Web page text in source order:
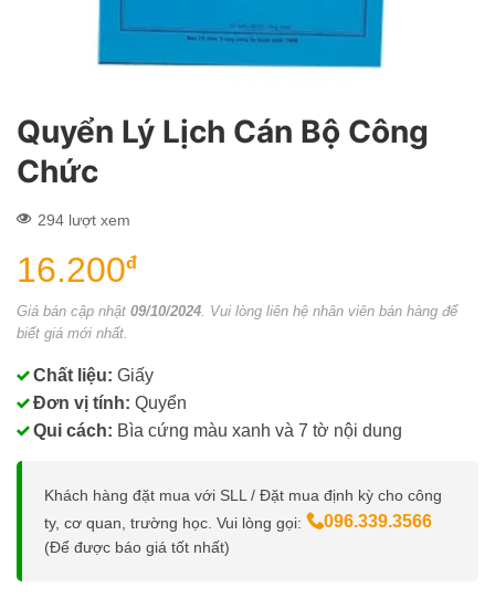
Quyển Lý Lịch Cán Bộ Công
Chức
294 lượt xem
16.200đ
Giá bán cập nhật 09/10/2024 . Vui lòng liên hệ nhân viên bán hàng để
biết giá mới nhất.
Chất liệu: Giấy
Đơn vị tính: Quyển
Qui cách: Bìa cứng màu xanh và 7 tờ nội dung
Khách hàng đặt mua với SLL / Đặt mua định kỳ cho công
ty, cơ quan, trường học. Vui lòng gọi:
096.339.3566
(Để được báo giá tốt nhất)